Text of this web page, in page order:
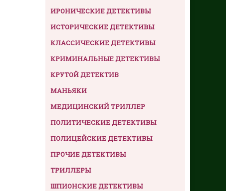
ИРОНИЧЕСКИЕ ДЕТЕКТИВЫ
ИСТОРИЧЕСКИЕ ДЕТЕКТИВЫ
КЛАССИЧЕСКИЕ ДЕТЕКТИВЫ
КРИМИНАЛЬНЫЕ ДЕТЕКТИВЫ
КРУТОЙ ДЕТЕКТИВ
МАНЬЯКИ
МЕДИЦИНСКИЙ ТРИЛЛЕР
ПОЛИТИЧЕСКИЕ ДЕТЕКТИВЫ
ПОЛИЦЕЙСКИЕ ДЕТЕКТИВЫ
ПРОЧИЕ ДЕТЕКТИВЫ
ТРИЛЛЕРЫ
ШПИОНСКИЕ ДЕТЕКТИВЫ